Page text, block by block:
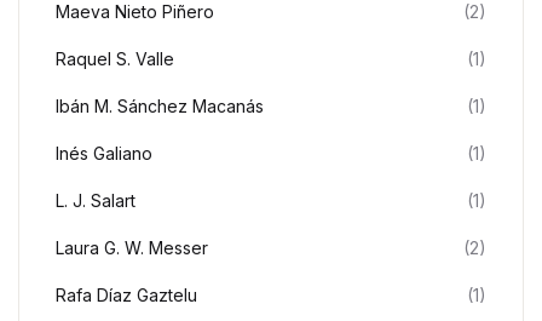
Maeva Nieto Piñero (2)
Raquel S. Valle (1)
Ibán M. Sánchez Macanás (1)
Inés Galiano (1)
L. J. Salart (1)
Laura G. W. Messer (2)
Rafa Díaz Gaztelu (1)